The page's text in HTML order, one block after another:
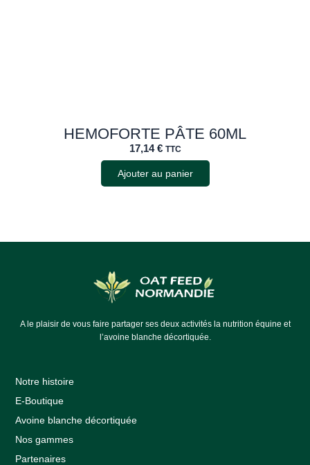
HEMOFORTE PÂTE 60ML
17,14€ TTC
Ajouter au panier
A le plaisir de vous faire partager ses deux activités la nutrition équine et
l’avoine blanche décortiquée.
Notre histoire
E-Boutique
Avoine blanche décortiquée
Nos gammes
Partenaires